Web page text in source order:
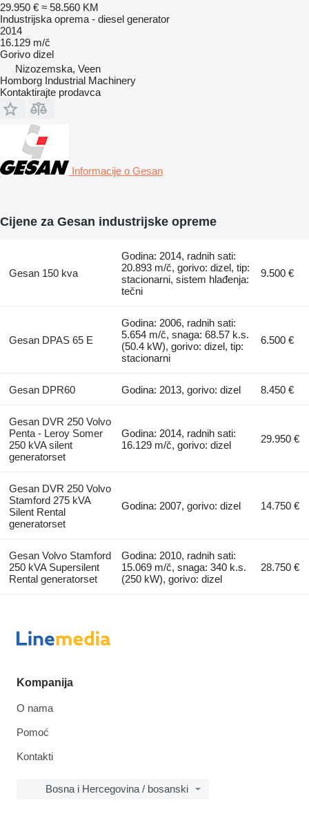
29.950 € ≈ 58.560 KM
Industrijska oprema - diesel generator
2014
16.129 m/č
Gorivo dizel
Nizozemska, Veen
Homborg Industrial Machinery
Kontaktirajte prodavca
Informacije o Gesan
Cijene za Gesan industrijske opreme
Gesan 150 kva
Godina: 2014, radnih sati:
20.893 m/č, gorivo: dizel, tip:
stacionarni, sistem hlađenja:
tečni
9.500 €
Gesan DPAS 65 E
Godina: 2006, radnih sati:
5.654 m/č, snaga: 68.57 k.s.
(50.4 kW), gorivo: dizel, tip:
stacionarni
6.500 €
Gesan DPR60 Godina: 2013, gorivo: dizel 8.450 €
Gesan DVR 250 Volvo
Penta - Leroy Somer
250 kVA silent
generatorset
Godina: 2014, radnih sati:
16.129 m/č, gorivo: dizel
29.950 €
Gesan DVR 250 Volvo
Stamford 275 kVA
Silent Rental
generatorset
Godina: 2007, gorivo: dizel 14.750 €
Gesan Volvo Stamford
250 kVA Supersilent
Rental generatorset
Godina: 2010, radnih sati:
15.069 m/č, snaga: 340 k.s.
(250 kW), gorivo: dizel
28.750 €
Kompanija
O nama
Pomoć
Kontakti
Bosna i Hercegovina / bosanski